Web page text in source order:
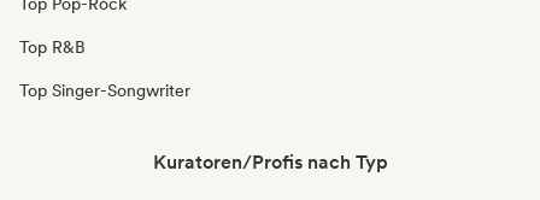
Top R&B
Top Singer-Songwriter
Kuratoren/Profis nach Typ